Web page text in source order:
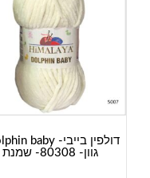
גוון- 80308- שמנת